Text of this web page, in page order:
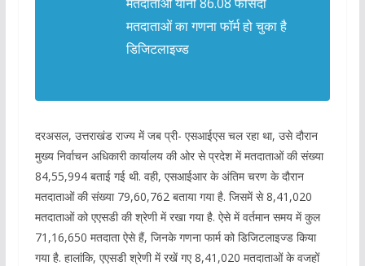
मतदाताओं का गणना फॉर्म हो चुका है
डिजिटलाइज्ड
दरअसल, उत्तराखंड राज्य में जब प्री- एसआईएस चल रहा था, उसे दौरान
मुख्य निर्वाचन अधिकारी कार्यालय की ओर से प्रदेश में मतदाताओं की संख्या
84,55,994 बताई गई थी. वही, एसआईआर के अंतिम चरण के दौरान
मतदाताओं की संख्या 79,60,762 बताया गया है. जिसमें से 8,41,020
मतदाताओं को एएसडी की श्रेणी में रखा गया है. ऐसे में वर्तमान समय में कुल
71,16,650 मतदाता ऐसे हैं, जिनके गणना फार्म को डिजिटलाइज्ड किया
गया है. हालांकि, एएसडी श्रेणी में रखें गए 8,41,020 मतदाताओं के वजहों